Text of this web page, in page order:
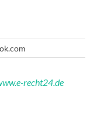
recht24.de